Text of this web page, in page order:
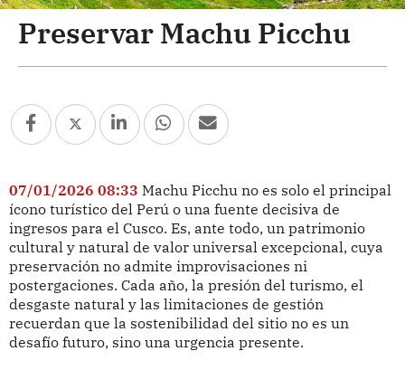
Preservar Machu Picchu
07/01/2026 08:33 Machu Picchu no es solo el principal
ícono turístico del Perú o una fuente decisiva de
ingresos para el Cusco. Es, ante todo, un patrimonio
cultural y natural de valor universal excepcional, cuya
preservación no admite improvisaciones ni
postergaciones. Cada año, la presión del turismo, el
desgaste natural y las limitaciones de gestión
recuerdan que la sostenibilidad del sitio no es un
desafío futuro, sino una urgencia presente.